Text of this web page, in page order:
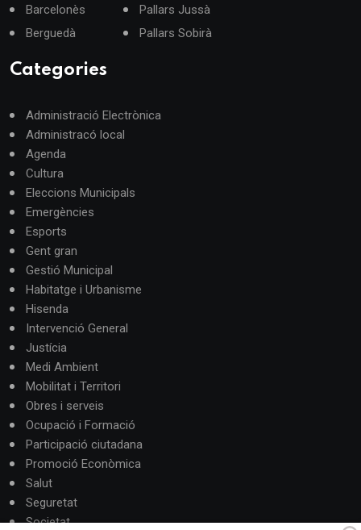
Barcelonès
Berguedà
Pallars Jussà
Pallars Sobirà
Categories
Administració Electrònica
Administracó local
Agenda
Cultura
Eleccions Municipals
Emergències
Esports
Gent gran
Gestió Municipal
Habitatge i Urbanisme
Hisenda
Intervenció General
Justícia
Medi Ambient
Mobilitat i Territori
Obres i serveis
Ocupació i Formació
Participació ciutadana
Promoció Econòmica
Salut
Seguretat
Societat